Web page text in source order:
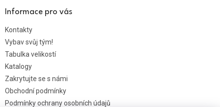
Informace pro vás
Kontakty
Vybav svůj tým!
Tabulka velikostí
Katalogy
Zakrytujte se s námi
Obchodní podmínky
Podmínky ochrany osobních údajů